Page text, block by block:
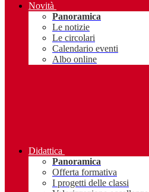
Novità
Panoramica
Le notizie
Le circolari
Calendario eventi
Albo online
Didattica
Panoramica
Offerta formativa
I progetti delle classi